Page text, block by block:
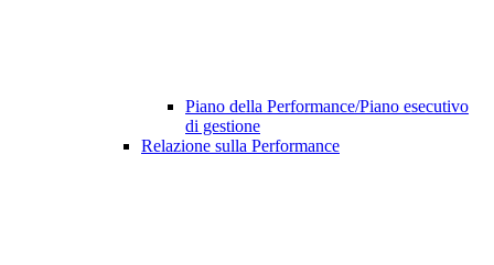
Piano della Performance/Piano esecutivo
di gestione
Relazione sulla Performance